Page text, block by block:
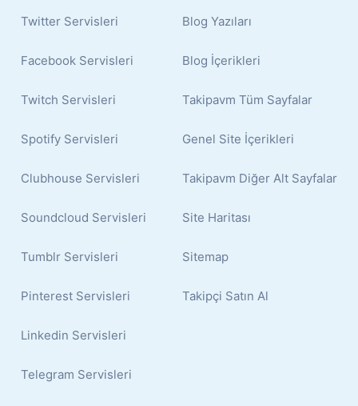
Twitter Servisleri
Facebook Servisleri
Twitch Servisleri
Spotify Servisleri
Clubhouse Servisleri
Soundcloud Servisleri
Tumblr Servisleri
Pinterest Servisleri
Linkedin Servisleri
Telegram Servisleri
Blog Yazıları
Blog İçerikleri
Takipavm Tüm Sayfalar
Genel Site İçerikleri
Takipavm Diğer Alt Sayfalar
Site Haritası
Sitemap
Takipçi Satın Al